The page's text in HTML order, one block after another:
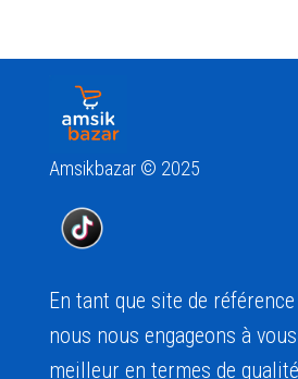
Amsikbazar © 2025
En tant que site de
nous nous engageons à
meilleur en termes de qualité